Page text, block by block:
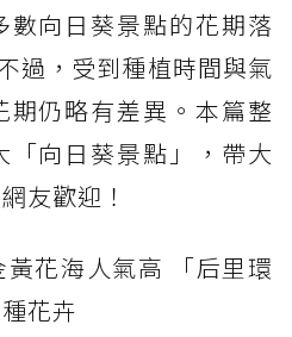
向日葵景點的花期落
過，受到種植時間與氣
仍略有差異。本篇整
向日葵景點」，帶大
友歡迎！
黃花海人氣高 「后里環
花卉